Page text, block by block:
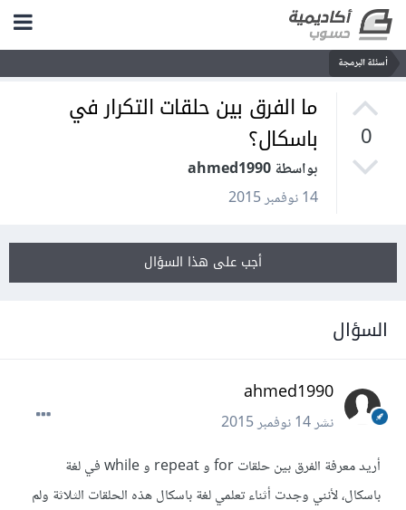
أسئلة البرمجة
0
ما الفرق بين حلقات التكرار في
باسكال؟
بواسطة ahmed1990
14 نوفمبر 2015
أجب على هذا السؤال
السؤال
ahmed1990
نشر14 نوفمبر 2015
أريد معرفة الفرق بين حلقات for و repeat و while في لغة
باسكال، لأنني وجدت أثناء تعلمي لغة باسكال هذه الحلقات الثلاثة ولم